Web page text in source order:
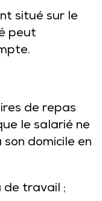
situé sur le
peut
de repas
le salarié ne
domicile en
de travail ;